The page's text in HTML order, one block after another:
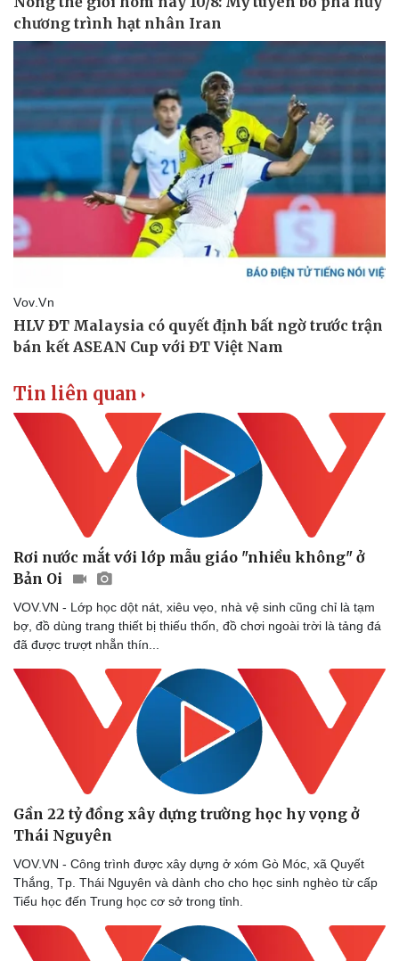
Tin liên quan
Rơi nước mắt với lớp mẫu giáo "nhiều không" ở
Bản Oi
VOV.VN - Lớp học dột nát, xiêu vẹo, nhà vệ sinh cũng chỉ là tạm
bợ, đồ dùng trang thiết bị thiếu thốn, đồ chơi ngoài trời là tảng đá
đã được trượt nhẵn thín...
Gần 22 tỷ đồng xây dựng trường học hy vọng ở
Thái Nguyên
VOV.VN - Công trình được xây dựng ở xóm Gò Móc, xã Quyết
Thắng, Tp. Thái Nguyên và dành cho cho học sinh nghèo từ cấp
Tiểu học đến Trung học cơ sở trong tỉnh.